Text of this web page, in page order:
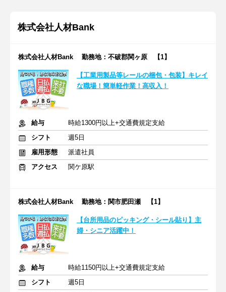
株式会社人材Bank
株式会社人材Bank 勤務地：不破郡関ヶ原 【1】
【工業用製品等レールの梱包・包装】キレイ
な職場！簡単軽作業！高収入！
給与
時給1300円以上+交通費規定支給
シフト
週5日
雇用形態
派遣社員
アクセス
関ケ原駅
株式会社人材Bank 勤務地：関市肥田瀬 【1】
【台所用品のピッキング・シール貼り】主
婦・シニア活躍中！
給与
時給1150円以上+交通費規定支給
シフト
週5日